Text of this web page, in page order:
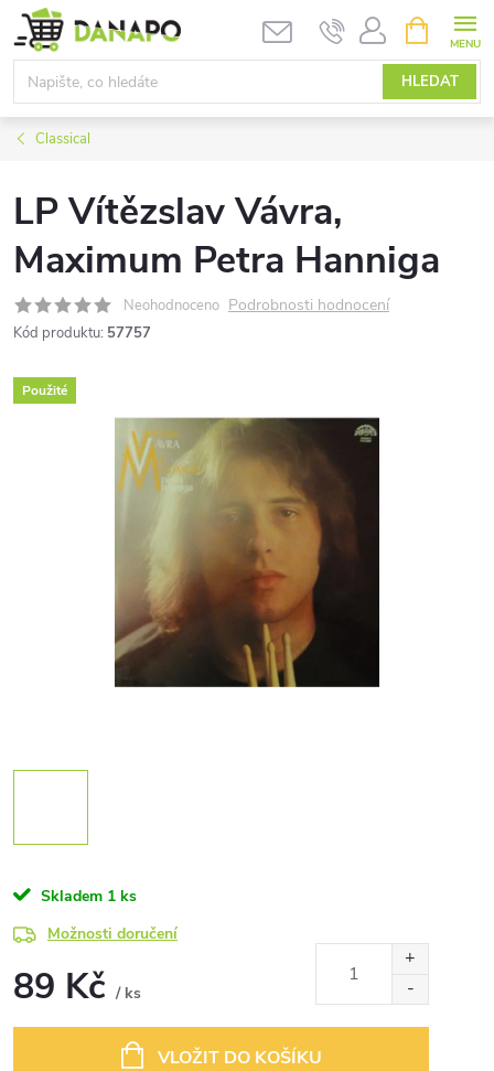
Přejít
na
obsah
HLEDAT
NÁKUPNÍ
KOŠÍK
Classical
LP Vítězslav Vávra,
Maximum Petra Hanniga
Neohodnoceno Podrobnosti hodnocení
Kód produktu: 57757
Použité
Skladem 1 ks
Možnosti doručení
89 Kč / ks
VLOŽIT DO KOŠÍKU